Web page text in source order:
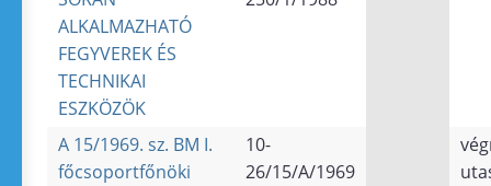
ALKALMAZHATÓ
FEGYVEREK ÉS
TECHNIKAI
ESZKÖZÖK
A 15/1969. sz. BM I.
főcsoportfőnöki
10-
26/15/A/1969